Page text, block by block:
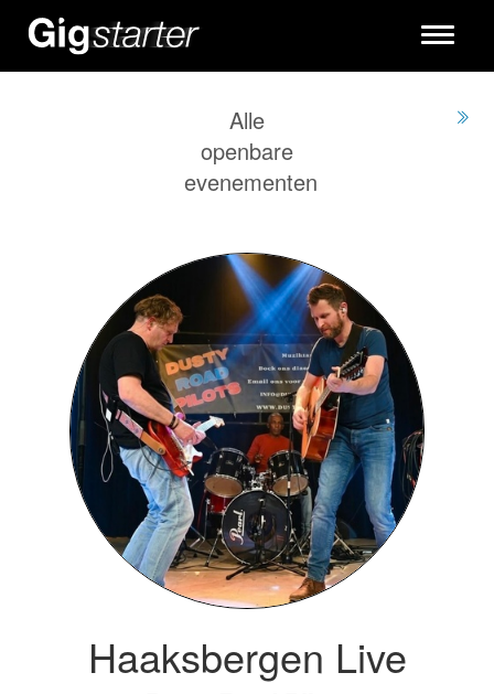
Toggle
Alle
openbare
evenementen
Haaksbergen Live